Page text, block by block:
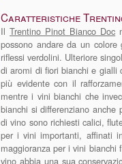
Caratteristiche
IlTrentino Pinot Bianco Doc
possono andare da un
riflessi verdolini. Ulteriore
di aromi di fiori bianchi e gialli
più evidente con il
mentre i vini bianchi che
bianchi si differenziano anche
di vino sono richiesti calici,
per i vini importanti, affinati
maggioranza per i vini bianchi
vino abbia una sua